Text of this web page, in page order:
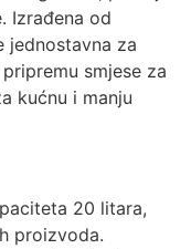
Izrađena od
jednostavna za
smjese za
kućnu i manju
20 litara,
proizvoda.